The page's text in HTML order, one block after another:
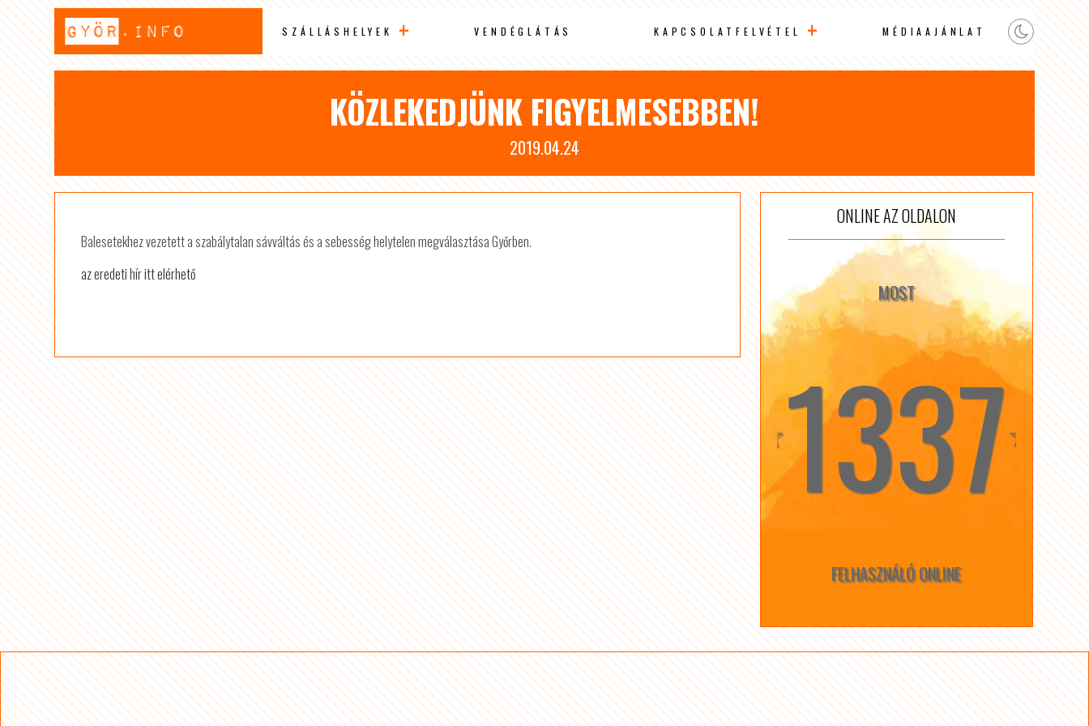
SZÁLLÁSHELYEK VENDÉGLÁTÁS KAPCSOLATFELVÉTEL MÉDIAAJÁNLAT
KÖZLEKEDJÜNK FIGYELMESEBBEN!
2019.04.24
Balesetekhez vezetett a szabálytalan sávváltás és a sebesség helytelen megválasztása Győrben.
az eredeti hír itt elérhető
ONLINE AZ OLDALON
MOST
☆1337☆
FELHASZNÁLÓ ONLINE